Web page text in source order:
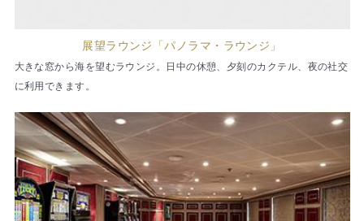
展望ラウンジ「パノラマ・ラウンジ」
大きな窓から海を望むラウンジ。日中の休憩、夕刻のカクテル、夜の社交
に利用できます。